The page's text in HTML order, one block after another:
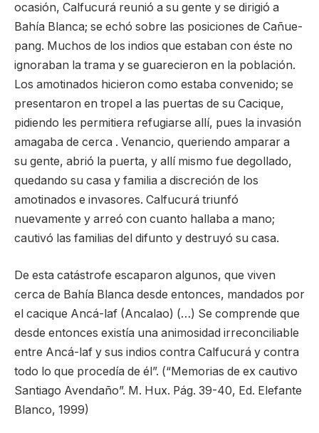
ocasión, Calfucurá reunió a su gente y se dirigió a
Bahía Blanca; se echó sobre las posiciones de Cañue-
pang. Muchos de los indios que estaban con éste no
ignoraban la trama y se guarecieron en la población.
Los amotinados hicieron como estaba convenido; se
presentaron en tropel a las puertas de su Cacique,
pidiendo les permitiera refugiarse allí, pues la invasión
amagaba de cerca . Venancio, queriendo amparar a
su gente, abrió la puerta, y allí mismo fue degollado,
quedando su casa y familia a discreción de los
amotinados e invasores. Calfucurá triunfó
nuevamente y arreó con cuanto hallaba a mano;
cautivó las familias del difunto y destruyó su casa.
De esta catástrofe escaparon algunos, que viven
cerca de Bahía Blanca desde entonces, mandados por
el cacique Ancá-laf (Ancalao) (…) Se comprende que
desde entonces existía una animosidad irreconciliable
entre Ancá-laf y sus indios contra Calfucurá y contra
todo lo que procedía de él”. (“Memorias de ex cautivo
Santiago Avendaño”. M. Hux. Pág. 39-40, Ed. Elefante
Blanco, 1999)